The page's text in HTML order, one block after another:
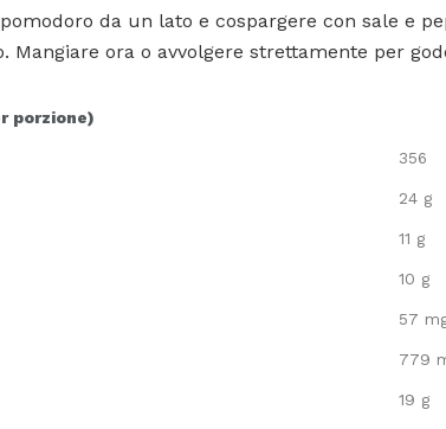
da un lato e cospargere con sale e
Mangiare ora o avvolgere strettamente per
porzione)
356
24 g
11 g
10 g
57
779
19 g